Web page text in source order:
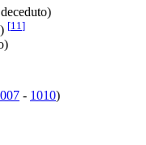
deceduto)
[11 ]
- 1010)